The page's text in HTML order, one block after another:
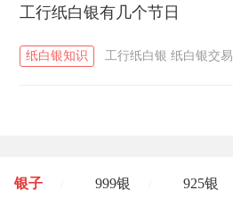
工行纸白银有几个节日
纸白银知识 工行纸白银 纸白银交易
银子 999银 925银